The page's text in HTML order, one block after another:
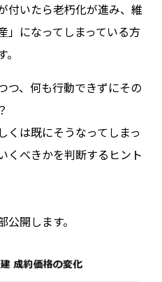
付いたら老朽化が進み、維
」になってしまっている方
つ、何も行動できずにその
くは既にそうなってしまっ
くべきかを判断するヒント
開します。